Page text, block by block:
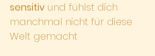
sensitiv und fühlst dich
manchmal nicht für diese
Welt gemacht